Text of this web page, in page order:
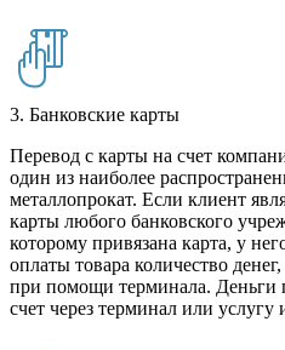
3. Банковские карты
Перевод с карты на счет
один из наиболее
металлопрокат. Если клиент
карты любого банковского
которому привязана карта, у
оплаты товара количество
при помощи терминала. Деньги
счет через терминал или услугу